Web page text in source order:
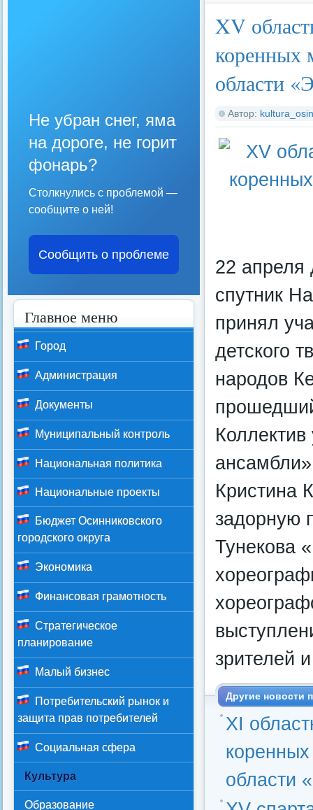
XV
коренных
области
Автор:
22 апреля
спутник
принял
детского
народов
Кристина
задорную
Тунекова
зрителей
Другие новости
ХI
области
Не убран снег, яма
на дороге, не горит
фонарь?
Столкнулись с проблемой —
сообщите о ней!
Сообщить о проблеме
Главное меню
Город
Администрация
Документы
Муниципальный контроль
Национальная политика
Национальные проекты
Бюджет Осинниковского
городского округа
Экономика
Финансовая грамотность
Стратегическое
планирование
Малый бизнес
Потребительский рынок и
защита прав потребителей
Социальная сфера
Культура
Образование